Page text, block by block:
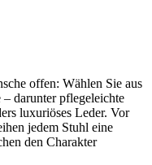
offen: Wählen Sie aus
darunter pflegeleichte
luxuriöses Leder. Vor
jedem Stuhl eine
den Charakter